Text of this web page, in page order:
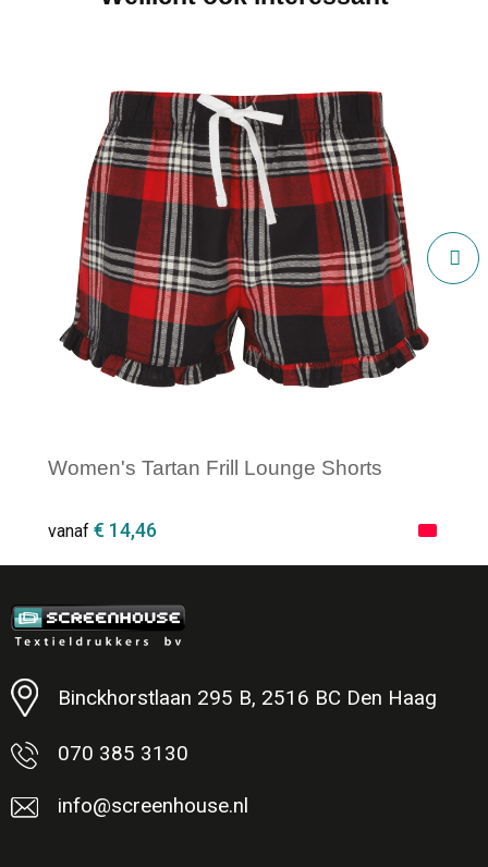
Women's Tartan Frill Lounge Shorts
vanaf € 14,46
Minimale afname: 1
Binckhorstlaan 295 B, 2516 BC Den Haag
070 385 3130
info@screenhouse.nl